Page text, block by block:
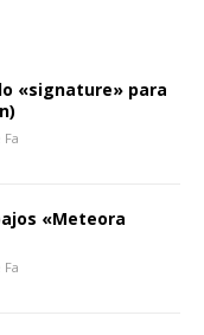
«signature» para
«Meteora